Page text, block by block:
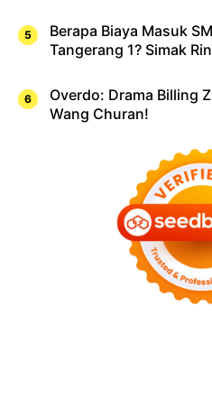
Berapa Biaya Masuk
Tangerang 1? Simak
Overdo: Drama Billing
Wang Churan!